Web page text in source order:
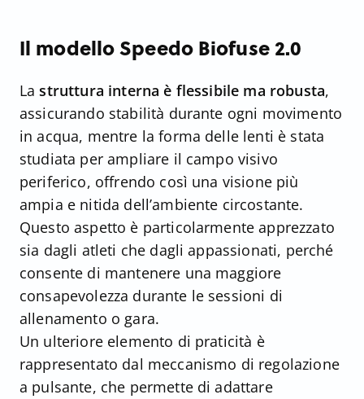
Il modello Speedo Biofuse 2.0
Lastruttura interna è flessibile ma robusta,
assicurando stabilità durante ogni movimento
in acqua, mentre la forma delle lenti è stata
studiata per ampliare il campo visivo
periferico, offrendo così una visione più
ampia e nitida dell’ambiente circostante.
Questo aspetto è particolarmente apprezzato
sia dagli atleti che dagli appassionati, perché
consente di mantenere una maggiore
consapevolezza durante le sessioni di
allenamento o gara.
Un ulteriore elemento di praticità è
rappresentato dal meccanismo di regolazione
a pulsante, che permette di adattare